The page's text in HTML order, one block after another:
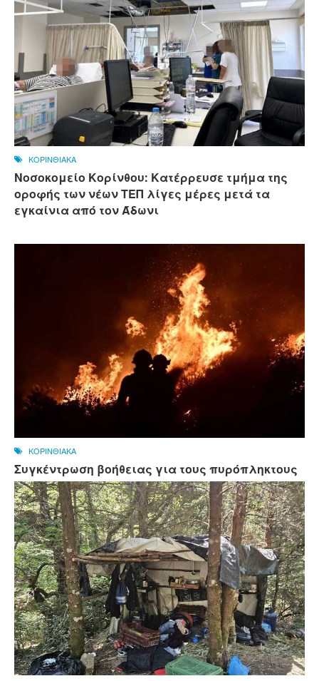
ΚΟΡΙΝΘΙΑΚΑ
Νοσοκομείο Κορίνθου: Κατέρρευσε τμήμα της
οροφής των νέων ΤΕΠ λίγες μέρες μετά τα
εγκαίνια από τον Άδωνι
ΚΟΡΙΝΘΙΑΚΑ
Συγκέντρωση βοήθειας για τους πυρόπληκτους